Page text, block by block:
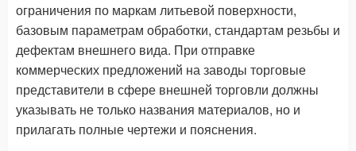
ограничения по маркам литьевой поверхности,
базовым параметрам обработки, стандартам резьбы и
дефектам внешнего вида. При отправке
коммерческих предложений на заводы торговые
представители в сфере внешней торговли должны
указывать не только названия материалов, но и
прилагать полные чертежи и пояснения.